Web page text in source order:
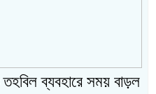
ব্যবহারে সময় বাড়ল